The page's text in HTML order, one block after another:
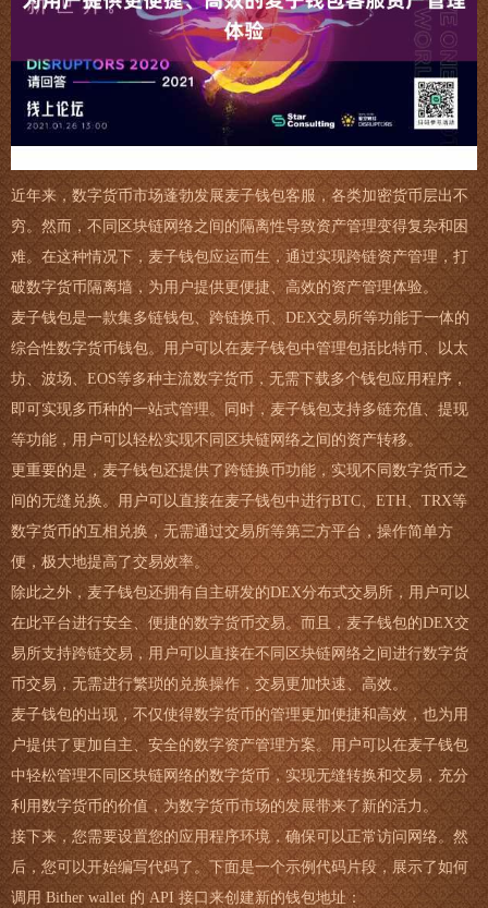
近年来，数字货币市场蓬勃发展麦子钱包客服，各类加密货币层出不
穷。然而，不同区块链网络之间的隔离性导致资产管理变得复杂和困
难。在这种情况下，麦子钱包应运而生，通过实现跨链资产管理，打
破数字货币隔离墙，为用户提供更便捷、高效的资产管理体验。
麦子钱包是一款集多链钱包、跨链换币、DEX交易所等功能于一体的
综合性数字货币钱包。用户可以在麦子钱包中管理包括比特币、以太
坊、波场、EOS等多种主流数字货币，无需下载多个钱包应用程序，
即可实现多币种的一站式管理。同时，麦子钱包支持多链充值、提现
等功能，用户可以轻松实现不同区块链网络之间的资产转移。
更重要的是，麦子钱包还提供了跨链换币功能，实现不同数字货币之
间的无缝兑换。用户可以直接在麦子钱包中进行BTC、ETH、TRX等
数字货币的互相兑换，无需通过交易所等第三方平台，操作简单方
便，极大地提高了交易效率。
除此之外，麦子钱包还拥有自主研发的DEX分布式交易所，用户可以
在此平台进行安全、便捷的数字货币交易。而且，麦子钱包的DEX交
易所支持跨链交易，用户可以直接在不同区块链网络之间进行数字货
币交易，无需进行繁琐的兑换操作，交易更加快速、高效。
麦子钱包的出现，不仅使得数字货币的管理更加便捷和高效，也为用
户提供了更加自主、安全的数字资产管理方案。用户可以在麦子钱包
中轻松管理不同区块链网络的数字货币，实现无缝转换和交易，充分
利用数字货币的价值，为数字货币市场的发展带来了新的活力。
接下来，您需要设置您的应用程序环境，确保可以正常访问网络。然
后，您可以开始编写代码了。下面是一个示例代码片段，展示了如何
调用 Bither wallet 的 API 接口来创建新的钱包地址：